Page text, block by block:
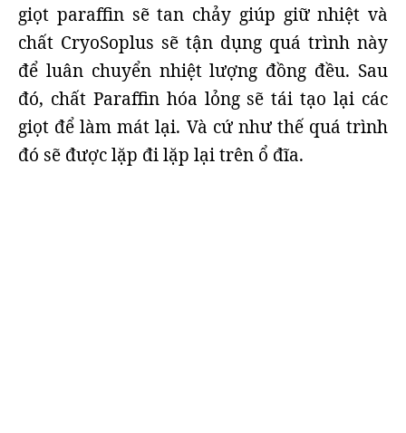
giọt paraffin sẽ tan chảy giúp giữ nhiệt và
chất CryoSoplus sẽ tận dụng quá trình này
để luân chuyển nhiệt lượng đồng đều. Sau
đó, chất Paraffin hóa lỏng sẽ tái tạo lại các
giọt để làm mát lại. Và cứ như thế quá trình
đó sẽ được lặp đi lặp lại trên ổ đĩa.